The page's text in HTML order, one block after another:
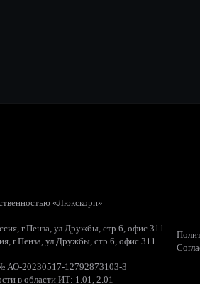
«Люкскорп»
г.Пенза, ул.Дружбы, стр.6, офис 311
г.Пенза, ул.Дружбы, стр.6, офис 311
АО-20230517-12792873103-3
в области ИТ: 1.01, 2.01